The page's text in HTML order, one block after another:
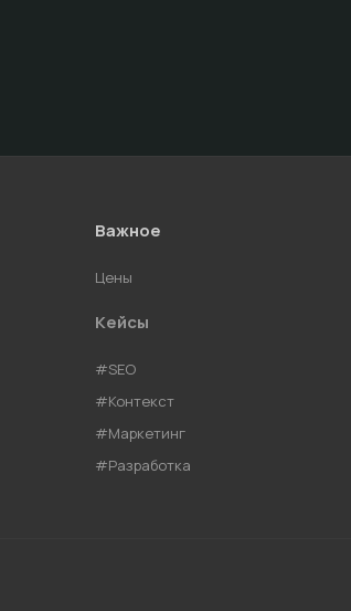
Важное
Цены
Кейсы
#SEO
#Контекст
#Маркетинг
#Разработка